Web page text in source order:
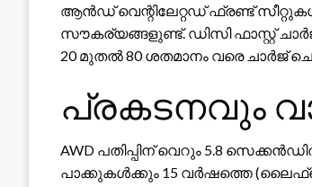
ആൻഡ് വെന്റിലേറ്റഡ് ഫ്രണ്ട്
സൗകര്യങ്ങളുണ്ട്. ഡിസി ഫാസ്റ്റ്
20 മുതൽ 80 ശതമാനം വരെ ചാർജ്
പ്രകടനവും
AWD പതിപ്പിന് വെറും 5.8
പാക്കുകൾക്കും 15 വർഷത്തെ